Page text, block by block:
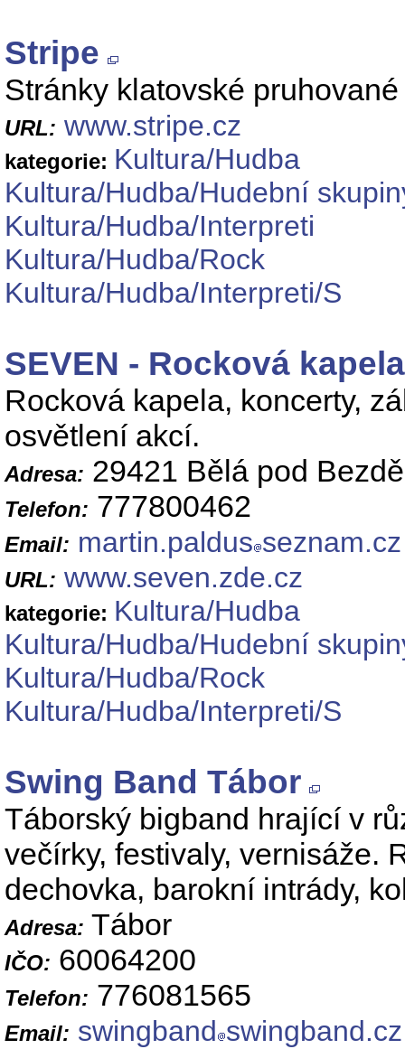
Stripe
Stránky klatovské
URL: www.stripe.cz
kategorie: Kultura/Hudba
Kultura/Hudba/Hudební
Kultura/Hudba/Interpreti
Kultura/Hudba/Rock
Kultura/Hudba/Interpreti/S
SEVEN - Rocková kapela
Rocková kapela, koncerty,
osvětlení akcí.
Adresa: 29421 Bělá pod
Telefon: 777800462
Email: martin.paldus seznam.cz
URL: www.seven.zde.cz
kategorie: Kultura/Hudba
Kultura/Hudba/Hudební
Kultura/Hudba/Rock
Kultura/Hudba/Interpreti/S
Swing Band Tábor
Táborský bigband hrající v
večírky, festivaly, vernisáže.
dechovka, barokní intrády,
Adresa: Tábor
IČO: 60064200
Telefon: 776081565
Email: swingband swingband.cz